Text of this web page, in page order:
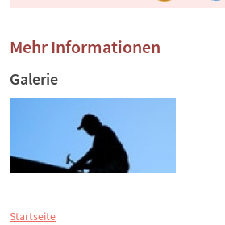
Startseite
Mehr Informationen
Galerie